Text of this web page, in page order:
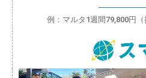
例：マルタ1週間79,800円（